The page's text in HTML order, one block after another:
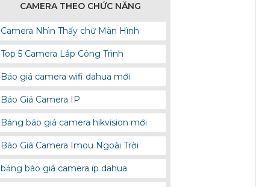
CAMERA THEO CHỨC NĂNG
Camera Nhìn Thấy chữ Màn Hình
Top 5 Camera Lắp Công Trình
Báo giá camera wifi dahua mới
Báo Giá Camera IP
Bảng báo giá camera hikvision mới
Báo Giá Camera Imou Ngoài Trời
bảng báo giá camera ip dahua